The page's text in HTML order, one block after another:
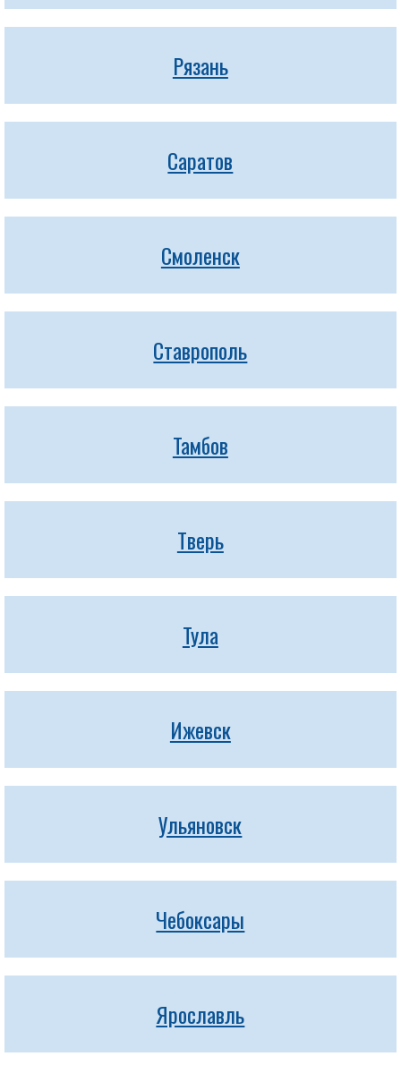
Рязань
Саратов
Смоленск
Ставрополь
Тамбов
Тверь
Тула
Ижевск
Ульяновск
Чебоксары
Ярославль